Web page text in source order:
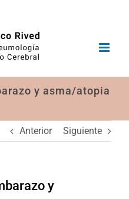
y asma/atopia
Anterior Siguiente
y